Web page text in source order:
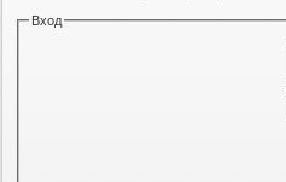
Вход